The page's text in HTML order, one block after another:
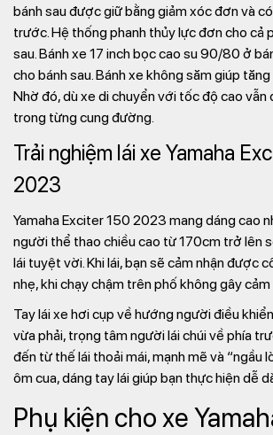
bánh sau được giữ bằng giảm xóc đơn và
trước. Hệ thống phanh thủy lực đơn cho cả
sau. Bánh xe 17 inch bọc cao su 90/80 ở
cho bánh sau. Bánh xe không săm giúp
Nhờ đó, dù xe di chuyển với tốc độ cao vẫn
trong từng cung đường.
Trải nghiệm lái xe Yamaha
2023
Yamaha Exciter 150 2023 mang dáng cao
người thể thao chiều cao từ 170cm trở lên
lái tuyệt vời. Khi lái, bạn sẽ cảm nhận được
nhẹ, khi chạy chậm trên phố không gây cảm
Tay lái xe hơi cụp về hướng người điều
vừa phải, trọng tâm người lái chúi về phía
đến từ thế lái thoải mái, mạnh mẽ và “ngầu
ôm cua, dáng tay lái giúp bạn thực hiện dễ
Phụ kiện cho xe